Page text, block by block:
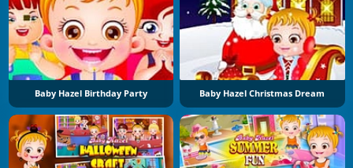
Baby Hazel Birthday Party Baby Hazel Christmas Dream